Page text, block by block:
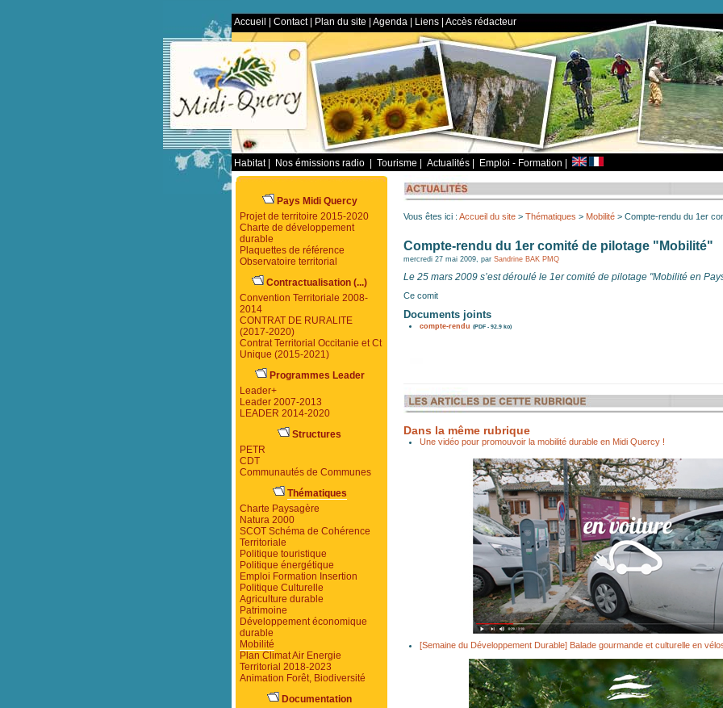
Accueil Contact| Plan du site Agenda Liens Accès rédacteur
Habitat| Nos émissions radio Tourisme Actualités Emploi - Formation
Vous êtes ici : Accueil du site > Thématiques > Mobilité > Compte-rendu du 1er
Compte-rendu du 1er comité de pilotage "Mobilité"
mercredi 27 mai 2009, par Sandrine BAK PMQ
Le 25 mars 2009 s’est déroulé le 1er comité de pilotage "Mobilité en
Ce comit
Documents joints
compte-rendu (PDF - 92.9 ko)
Dans la même rubrique
Une vidéo pour promouvoir la mobilité durable en Midi Quercy !
[Semaine du Développement Durable] Balade gourmande et culturelle en
Pays Midi Quercy
Projet de territoire 2015-2020
Charte de développement
durable
Plaquettes de référence
Observatoire territorial
Contractualisation (...)
Convention Territoriale 2008-
2014
CONTRAT DE RURALITE
(2017-2020)
Contrat Territorial Occitanie et Ct
Unique (2015-2021)
Programmes Leader
Leader+
Leader 2007-2013
LEADER 2014-2020
Structures
PETR
CDT
Communautés de Communes
Thématiques
Charte Paysagère
Natura 2000
SCOT Schéma de Cohérence
Territoriale
Politique touristique
Politique énergétique
Emploi Formation Insertion
Politique Culturelle
Agriculture durable
Patrimoine
Développement économique
durable
Mobilité
Plan Climat Air Energie
Territorial 2018-2023
Animation Forêt, Biodiversité
Documentation